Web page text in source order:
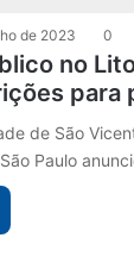
de 2023 0
no
para
de São
Paulo